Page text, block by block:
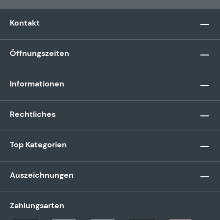
Kontakt
Öffnungszeiten
Informationen
Rechtliches
Top Kategorien
Auszeichnungen
Zahlungsarten